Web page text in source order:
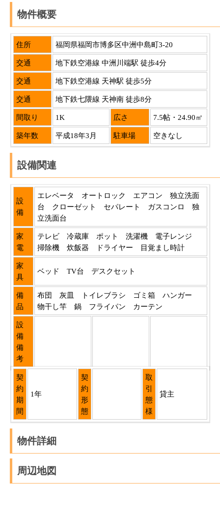
物件概要
住所 福岡県福岡市博多区中洲中島町3-20
交通 地下鉄空港線 中洲川端駅 徒歩4分
交通 地下鉄空港線 天神駅 徒歩5分
交通 地下鉄七隈線 天神南 徒歩8分
間取り 1K 広さ 7.5帖・24.90㎡
築年数 平成18年3月 駐車場 空きなし
設備関連
設
備
エレベータ オートロック エアコン 独立洗面
台 クローゼット セパレート ガスコンロ 独
立洗面台
家
電
テレビ 冷蔵庫 ポット 洗濯機 電子レンジ
掃除機 炊飯器 ドライヤー 目覚まし時計
家
具
ベッド TV台 デスクセット
備
品
布団 灰皿 トイレブラシ ゴミ箱 ハンガー
物干し竿 鍋 フライパン カーテン
設
備
備
考
契
約
期
間
1年
契
約
形
態
取
引
態
様
貸主
物件詳細
周辺地図